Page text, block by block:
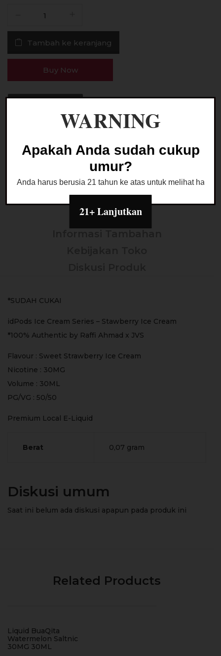
idPods
Strawberry
Ice
30ML
Tambah ke keranjang
Buy Now
Kategori:LIQUID SALTNIC
Deskripsi
*SUDAH CUKAI
idPods Ice Cream Series – Stawberry Ice Cream
*100% Authentic by Raffi Ahmad x JVS
Flavour : Sweet Strawberry Ice Cream
Nicotine : 30MG
Volume : 30ML
PG/VG : 50/50
Premium Local E-Liquid
Berat 0,07 gram
Diskusi umum
Saat ini belum ada diskusi apapun pada produk ini
Related Products
Liquid BuaQita
Watermelon Saltnic
30MG 30ML
WARNING
Apakah Anda sudah cukup
umur?
Anda harus berusia 21 tahun ke atas untuk melihat
21+ Lanjutkan